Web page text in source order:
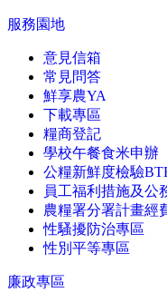
服務園地
意見信箱
常見問答
鮮享農YA
下載專區
糧商登記
學校午餐食米申辦
公糧新鮮度檢驗
員工福利措施及公
農糧署分署計畫經
性騷擾防治專區
性別平等專區
廉政專區